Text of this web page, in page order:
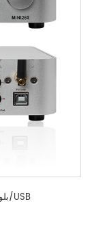
مكبر صوت رقمي ستيريو Mini260 بلوتوث/USB